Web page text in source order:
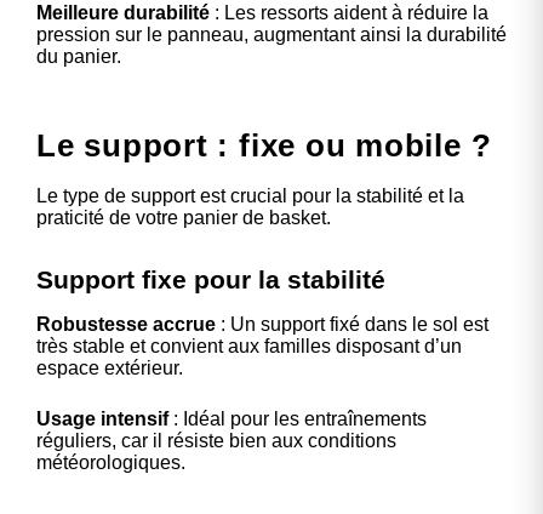
Meilleure durabilité : Les ressorts aident à réduire la
pression sur le panneau, augmentant ainsi la durabilité
du panier.
Le support : fixe ou mobile ?
Le type de support est crucial pour la stabilité et la
praticité de votre panier de basket.
Support fixe pour la stabilité
Robustesse accrue : Un support fixé dans le sol est
très stable et convient aux familles disposant d’un
espace extérieur.
Usage intensif: Idéal pour les entraînements
réguliers, car il résiste bien aux conditions
météorologiques.